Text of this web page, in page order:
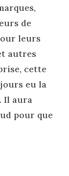
de
leurs
autres
cette
eu la
Il aura
pour que